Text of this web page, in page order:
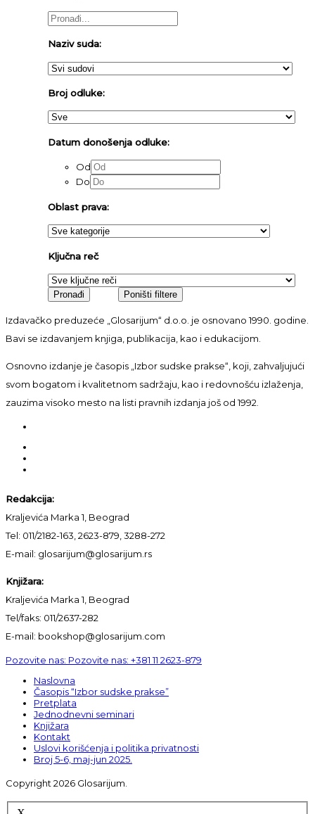
Naziv suda:
Broj odluke:
Datum donošenja odluke:
Od
Do
Oblast prava:
Ključna reč
Izdavačko preduzeće „Glosarijum“ d.o.o. je osnovano 1990. godine.
Bavi se izdavanjem knjiga, publikacija, kao i edukacijom.
Osnovno izdanje je časopis „Izbor sudske prakse“, koji, zahvaljujući
svom bogatom i kvalitetnom sadržaju, kao i redovnošću izlaženja,
zauzima visoko mesto na listi pravnih izdanja još od 1992.
Redakcija:
Kraljevića Marka 1, Beograd
Tel: 011/2182-163, 2623-879, 3288-272
E-mail: glosarijum@glosarijum.rs
Knjižara:
Kraljevića Marka 1, Beograd
Tel/faks: 011/2637-282
E-mail: bookshop@glosarijum.com
Pozovite nas: Pozovite nas: +381 11 2623-879
Naslovna
Časopis “Izbor sudske prakse”
Pretplata
Jednodnevni seminari
Knjižara
Kontakt
Uslovi korišćenja i politika privatnosti
Broj 5-6, maj-jun 2025.
Copyright 2026 Glosarijum.